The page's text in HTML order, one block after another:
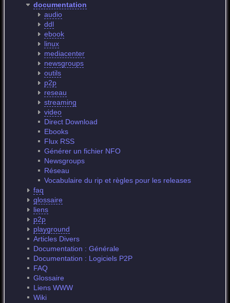
documentation
audio
ddl
ebook
linux
mediacenter
newsgroups
outils
p2p
reseau
streaming
video
Direct Download
Ebooks
Flux RSS
Générer un fichier NFO
Newsgroups
Réseau
Vocabulaire du rip et règles pour les releases
faq
glossaire
liens
p2p
playground
Articles Divers
Documentation : Générale
Documentation : Logiciels P2P
FAQ
Glossaire
Liens WWW
Wiki